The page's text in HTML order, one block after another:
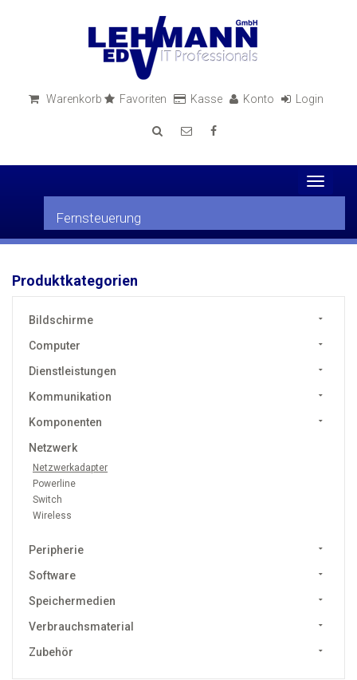
Warenkorb Favoriten Kasse Konto Login
Toggle
Fernsteuerung
Produktkategorien
Bildschirme
Computer
Dienstleistungen
Kommunikation
Komponenten
Netzwerk
Netzwerkadapter
Powerline
Switch
Wireless
Peripherie
Software
Speichermedien
Verbrauchsmaterial
Zubehör